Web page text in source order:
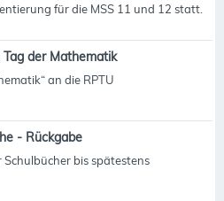
für die MSS 11 und 12 statt.
der Mathematik
an die RPTU
- Rückgabe
Schulbücher bis spätestens